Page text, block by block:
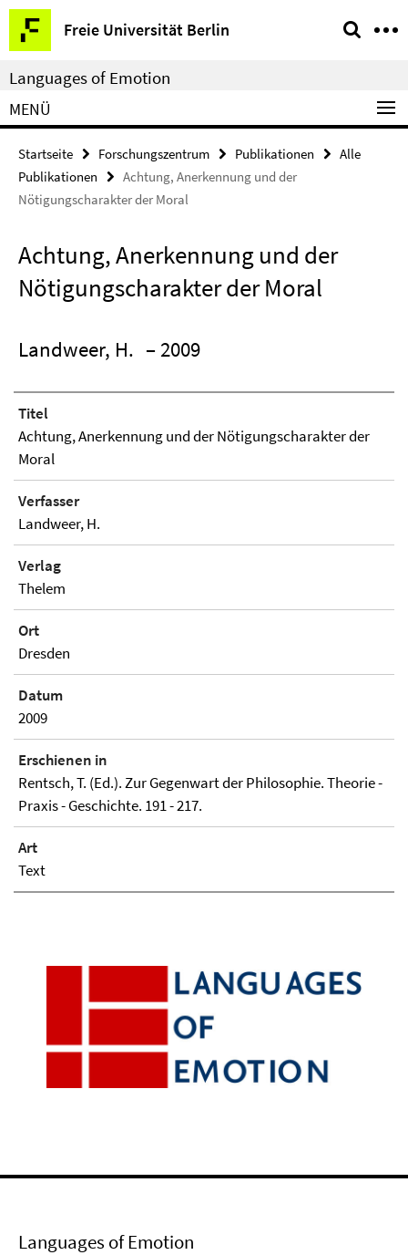
Springe
direkt
zu
Inhalt
Freie Universität Berlin
Service-
Navigation
Languages of Emotion
MENÜ
Startseite Forschungszentrum Publikationen
Alle
Publikationen
Achtung, Anerkennung und der
Nötigungscharakter der Moral
Achtung, Anerkennung und der
Nötigungscharakter der Moral
Landweer, H. – 2009
Titel
Achtung, Anerkennung und der Nötigungscharakter der
Moral
Verfasser
Landweer, H.
Verlag
Thelem
Ort
Dresden
Datum
2009
Erschienen in
Rentsch, T. (Ed.). Zur Gegenwart der Philosophie. Theorie -
Praxis - Geschichte. 191 - 217.
Art
Text
Languages of Emotion